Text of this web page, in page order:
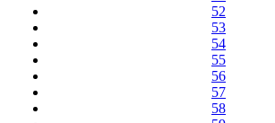
52
53
54
55
56
57
58